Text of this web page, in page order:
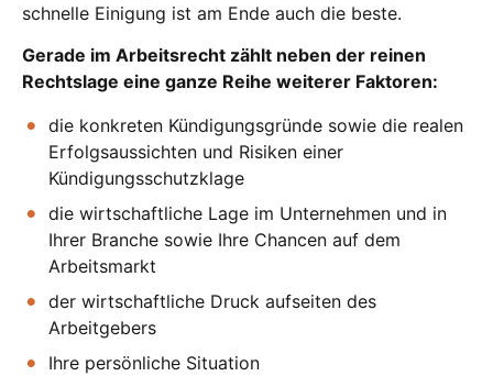
schnelle Einigung ist am Ende auch die beste.
Gerade im Arbeitsrecht zählt neben der reinen
Rechtslage eine ganze Reihe weiterer Faktoren:
die konkreten Kündigungsgründe sowie die realen
Erfolgsaussichten und Risiken einer
Kündigungsschutzklage
die wirtschaftliche Lage im Unternehmen und in
Ihrer Branche sowie Ihre Chancen auf dem
Arbeitsmarkt
der wirtschaftliche Druck aufseiten des
Arbeitgebers
Ihre persönliche Situation